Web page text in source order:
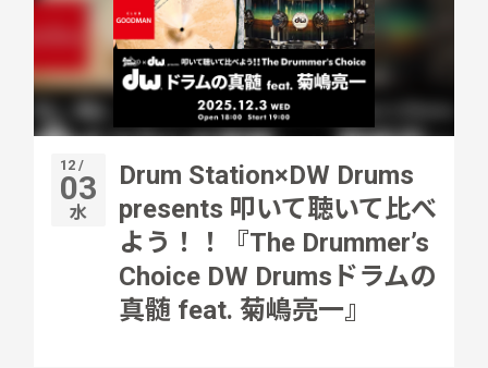
12 /
03
水
Drum Station×DW Drums
presents 叩いて聴いて比べ
よう！！『The Drummer’s
Choice DW Drumsドラムの
真髄 feat. 菊嶋亮一』